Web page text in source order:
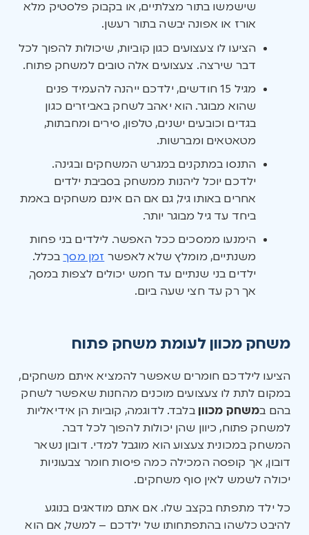
שישמשו בתור מצלתיים, או בקבוק פלסטיק מלא
אורז או אפונה יבשה בתור רעשן.
הציעו לו צעצועים כגון קוביות, שיכולות להפוך לכל
דבר שירצה. צעצועים אלה טובים למשחק פתוח.
מגיל 15 חודשים, ילדכם ייהנה להעמיד פנים
שהוא מבוגר. הוא יאהב לשחק באביזרים כגון
בגדים וכובעים ישנים, טלפון, סירים ומחבתות,
מטאטאים ומברשות.
התנסו במתקנים במגרש המשחקים ובגינה.
ילדכם יוכל ליהנות ממשחק בסביבת ילדים
אחרים באותו גיל, גם אם הם אינם משחקים באמת
ביחד עד גיל מבוגר יותר.
הימנעו ממסכים ככל האפשר. לילדים בני פחות
משנתיים, מומלץ שלא לאפשר זמן מסךבכלל.
ילדים בני שנתיים עד חמש יכולים לצפות במסך,
אך רק עד חצי שעה ביום.
משחק מכוון לעומת משחק פתוח
הציעו לילדכם חומרים שאפשר להמציא איתם משחקים,
במקום לתת לו צעצועים מוכנים מהחנות שאפשר לשחק
בהם במשחק מכוון בלבד. לדוגמה, קוביות הן אידיאליות
למשחק פתוח, כיוון שהן יכולות להפוך לכל דבר.
המשחק במכונית צעצוע הוא מוגבל למדי. דובון נשאר
דובון, אך קופסה המכילה כמה פיסות חומר צבעוניות
יכולה לשמש לאין סוף משחקים.
כל ילד מתפתח בקצב שלו. אם אתם מודאגים בנוגע
להיבט כלשהו בהתפתחותו של ילדכם – למשל, אם הוא